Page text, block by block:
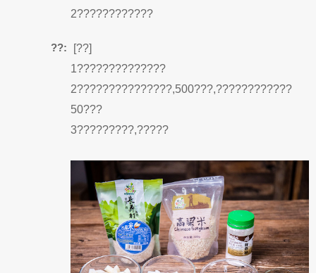
2????????????
??:
[??]
1??????????????
2???????????????,500???,????????????
50???
3?????????,?????